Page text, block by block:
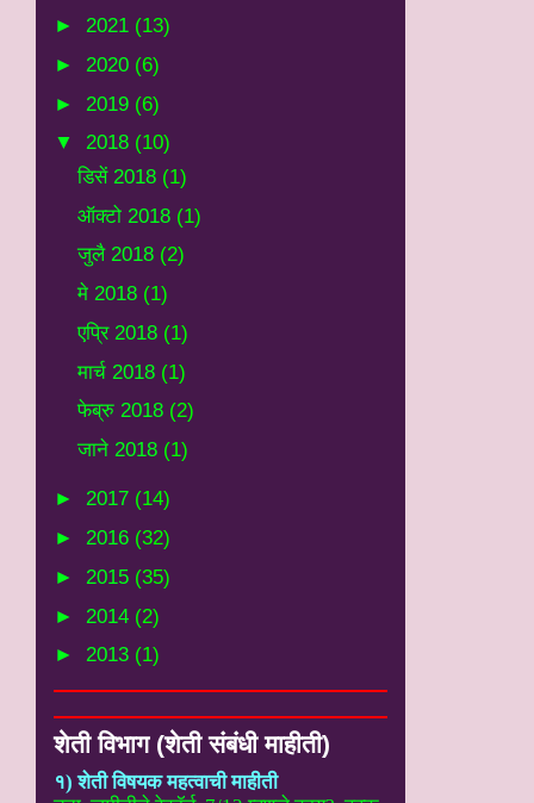
► 2021 (13)
► 2020 (6)
► 2019 (6)
▼ 2018 (10)
डिसें 2018 (1)
ऑक्टो 2018 (1)
जुलै 2018 (2)
मे 2018 (1)
एप्रि 2018 (1)
मार्च 2018 (1)
फेब्रु 2018 (2)
जाने 2018 (1)
► 2017 (14)
► 2016 (32)
► 2015 (35)
► 2014 (2)
► 2013 (1)
शेती विभाग (शेती संबंधी माहीती)
१) शेती विषयक महत्वाची माहीती